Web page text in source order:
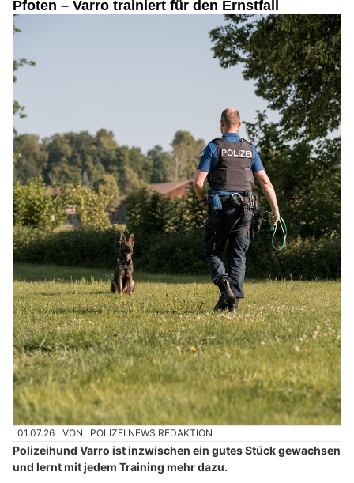
Pfoten – Varro trainiert für den Ernstfall
01.07.26 VON POLIZEI.NEWS REDAKTION
Polizeihund Varro ist inzwischen ein gutes Stück gewachsen
und lernt mit jedem Training mehr dazu.